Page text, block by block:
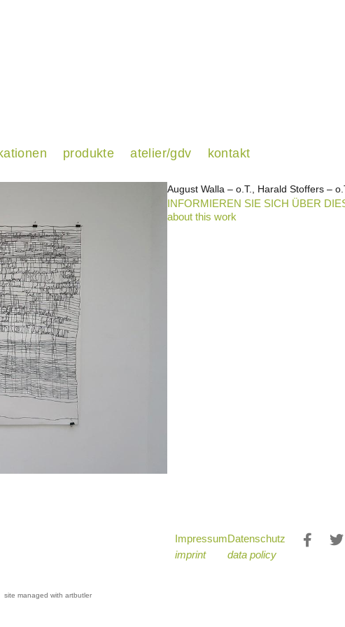
produkte atelier/gdv kontakt
August Walla – o.T., Harald Stoffers –
INFORMIEREN SIE SICH ÜBER
about this work
Impressum
imprint
Datenschutz
data policy
site managed with artbutler